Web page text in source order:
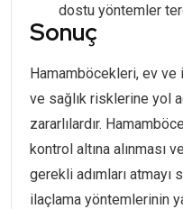
dostu yöntemler
Sonuç
Hamamböcekleri, ev ve
ve sağlık risklerine yol
zararlılardır.
kontrol altına alınması
gerekli adımları
ilaçlama yöntemlerinin